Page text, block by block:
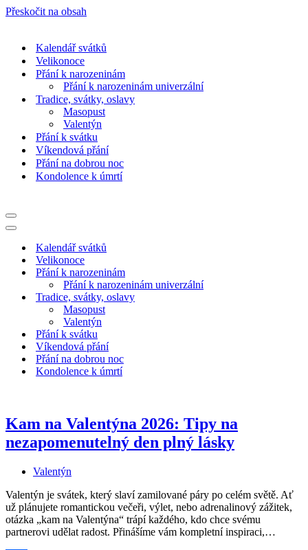
Přeskočit na obsah
Kalendář svátků
Velikonoce
Přání k narozeninám
Přání k narozeninám univerzální
Tradice, svátky, oslavy
Masopust
Valentýn
Přání k svátku
Víkendová přání
Přání na dobrou noc
Kondolence k úmrtí
Navigační
menu
Navigační
Kalendář svátků
Velikonoce
Přání k narozeninám
Přání k narozeninám univerzální
Tradice, svátky, oslavy
Masopust
Valentýn
Přání k svátku
Víkendová přání
Přání na dobrou noc
Kondolence k úmrtí
Kam na Valentýna 2026: Tipy na
nezapomenutelný den plný lásky
Valentýn
Valentýn je svátek, který slaví zamilované páry po celém světě. Ať
už plánujete romantickou večeři, výlet, nebo adrenalinový zážitek,
otázka „kam na Valentýna“ trápí každého, kdo chce svému
partnerovi udělat radost. Přinášíme vám kompletní inspiraci,…